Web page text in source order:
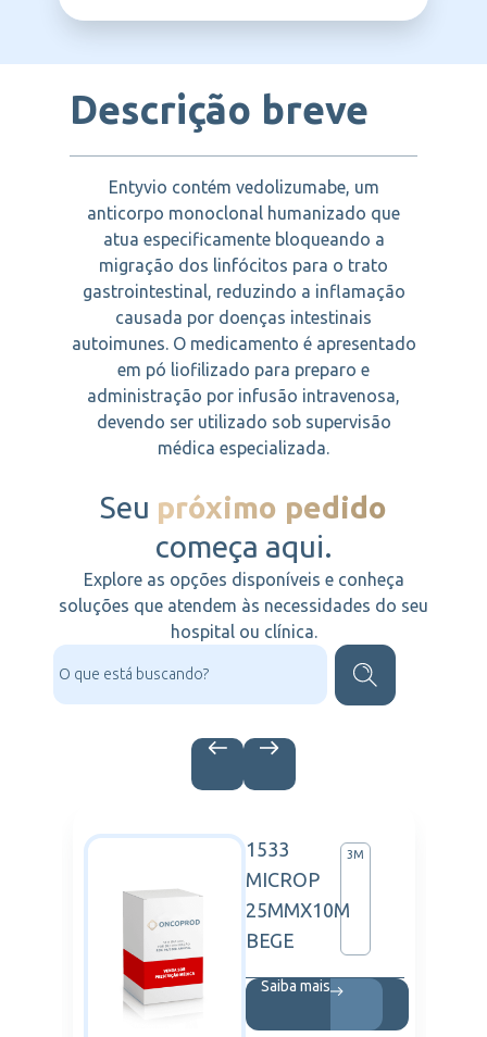
Descrição breve
Entyvio contém vedolizumabe, um
anticorpo monoclonal humanizado que
atua especificamente bloqueando a
migração dos linfócitos para o trato
gastrointestinal, reduzindo a inflamação
causada por doenças intestinais
autoimunes. O medicamento é apresentado
em pó liofilizado para preparo e
administração por infusão intravenosa,
devendo ser utilizado sob supervisão
médica especializada.
Seu próximo pedido
começa aqui.
Explore as opções disponíveis e conheça
soluções que atendem às necessidades do seu
hospital ou clínica.
1533
MICROP
25MMX10M
BEGE
3M
Saiba mais